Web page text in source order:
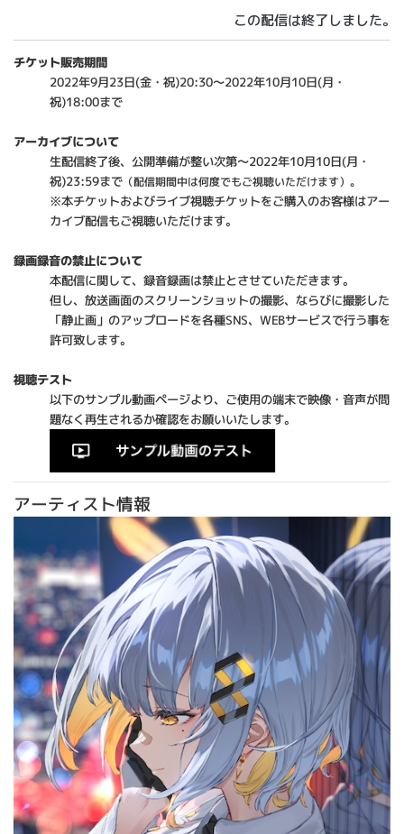
この配信は終了しました。
チケット販売期間
2022年9月23日(金・祝)20:30～2022年10月10日(月・
祝)18:00まで
アーカイブについて
生配信終了後、公開準備が整い次第～2022年10月10日(月・
祝)23:59まで （配信期間中は何度でもご視聴いただけます）。
※本チケットおよびライブ視聴チケットをご購入のお客様はアー
カイブ配信もご視聴いただけます。
録画録音の禁止について
本配信に関して、録音録画は禁止とさせていただきます。
但し、放送画面のスクリーンショットの撮影、ならびに撮影した
「静止画」のアップロードを各種SNS、WEBサービスで行う事を
許可致します。
視聴テスト
以下のサンプル動画ページより、ご使用の端末で映像・音声が問
題なく再生されるか確認をお願いいたします。
アーティスト情報